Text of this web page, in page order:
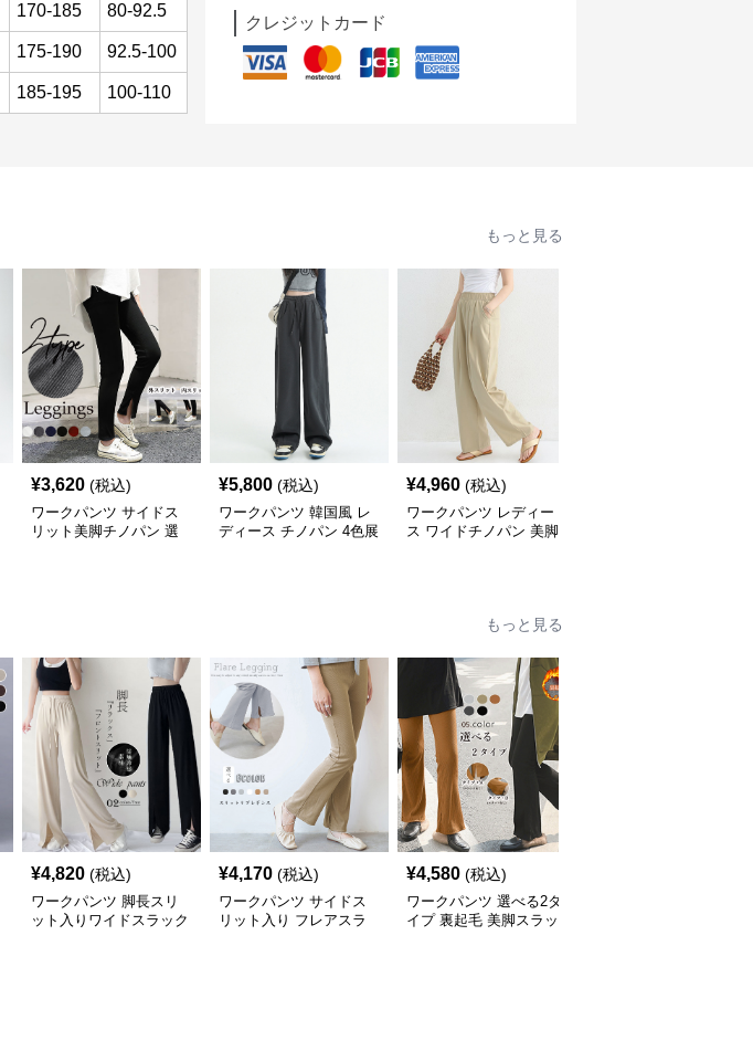
170-185 80-92.5
175-190 92.5-100
185-195 100-110
クレジットカード
もっと見る
¥3,620 (税込)
ワークパンツ サイドス
リット美脚チノパン 選
¥5,800 (税込)
ワークパンツ 韓国風 レ
ディース チノパン 4色展
¥4,960 (税込)
ワークパンツ レディー
ス ワイドチノパン 美脚
もっと見る
¥4,820 (税込)
ワークパンツ 脚長スリ
ット入りワイドスラック
¥4,170 (税込)
ワークパンツ サイドス
リット入り フレアスラ
¥4,580 (税込)
ワークパンツ 選べる2タ
イプ 裏起毛 美脚スラッ